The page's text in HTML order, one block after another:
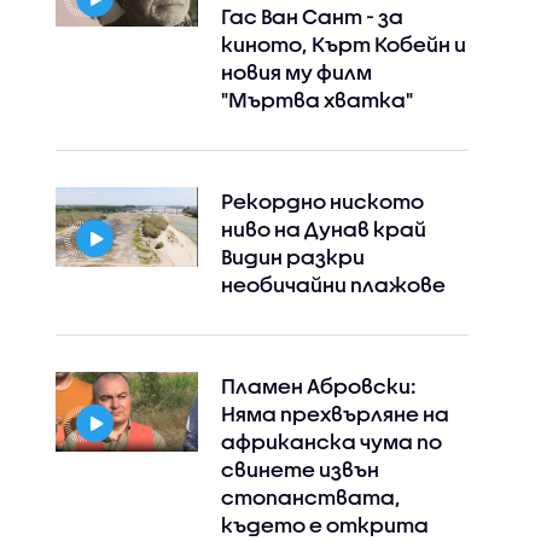
Гас Ван Сант - за
киното, Кърт Кобейн и
новия му филм
"Мъртва хватка"
Рекордно ниското
ниво на Дунав край
Видин разкри
необичайни плажове
Пламен Абровски:
Няма прехвърляне на
африканска чума по
свинете извън
стопанствата,
където е открита